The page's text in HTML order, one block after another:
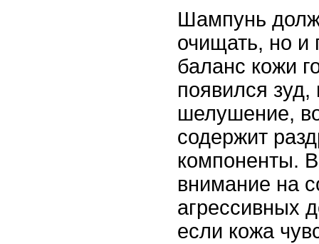
Шампунь
очищать, но и
баланс кожи
появился
шелушение,
содержит
компоненты.
внимание на
агрессивных
если кожа